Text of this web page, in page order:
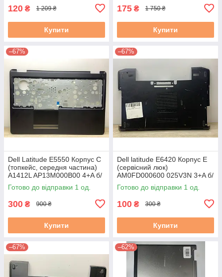
120 ₴ 1 209 ₴
Купити
175 ₴ 1 750 ₴
Купити
–67%
Dell Latitude E5550 Корпус C
(топкейс, середня частина)
A1412L AP13M000B00 4+A б/
у
Готово до відправки 1 од.
300 ₴ 900 ₴
Купити
–67%
Dell latitude E6420 Корпус E
(сервісний люк)
AM0FD000600 025V3N 3+A б/
в # #
Готово до відправки 1 од.
100 ₴ 300 ₴
Купити
–67% –62%